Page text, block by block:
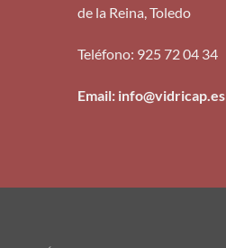
de la Reina, Toledo
Teléfono: 925 72 04 34
Email: info@vidricap.es